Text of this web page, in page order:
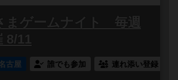
まゲームナイト 毎週
8/11
古屋 誰でも参加 連れ添い登録